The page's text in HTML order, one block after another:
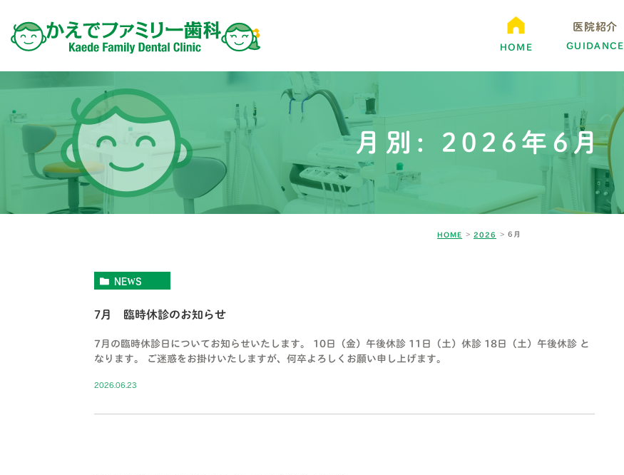
HOME
医院紹介
GUIDANCE
月別: 2026年6月
HOME 2026 6月
NEWS
7月 臨時休診のお知らせ
7月の臨時休診日についてお知らせいたします。 10日（金）午後休診 11日（土）休診 18日（土）午後休診 と
なります。 ご迷惑をお掛けいたしますが、何卒よろしくお願い申し上げます。
2026.06.23